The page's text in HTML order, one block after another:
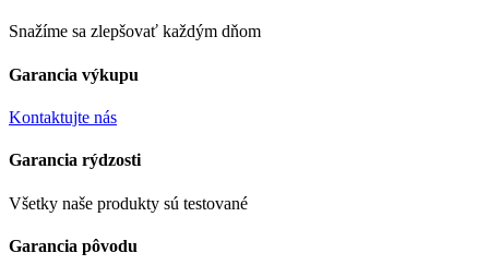
Snažíme sa zlepšovať každým dňom
Garancia výkupu
Kontaktujte nás
Garancia rýdzosti
Všetky naše produkty sú testované
Garancia pôvodu